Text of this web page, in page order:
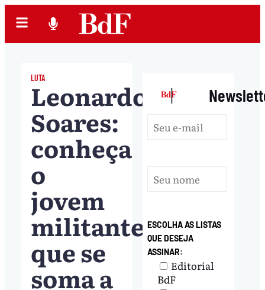
LUTA
Leonardo
Soares:
conheça
o
jovem
militante
que se
soma a
|
ESCOLHA AS LISTAS
QUE DESEJA
ASSINAR:
Editorial
BdF